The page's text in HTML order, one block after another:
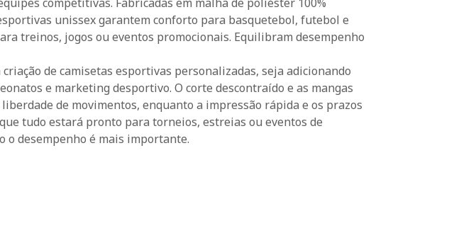
unissex garantem conforto para basquetebol, futebol e
treinos, jogos ou eventos promocionais. Equilibram desempenho
de camisetas esportivas personalizadas, seja adicionando
e marketing desportivo. O corte descontraído e as mangas
de movimentos, enquanto a impressão rápida e os prazos
tudo estará pronto para torneios, estreias ou eventos de
o desempenho é mais importante.